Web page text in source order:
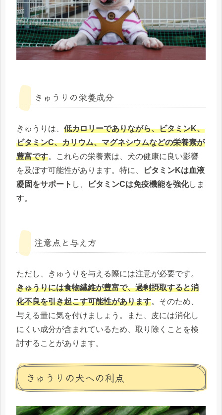
きゅうりの栄養成分
きゅうりは、 低カロリーでありながら、ビタミンK、
ビタミンC、カリウム、マグネシウムなどの栄養素が
豊富です。これらの栄養素は、犬の健康に良い影響
を及ぼす可能性があります。特に、
ビタミンKは血液
凝固をサポート し、 ビタミンCは免疫機能を強化しま
す。
注意点と与え方
ただし、きゅうりを与える際には注意が必要です。
きゅうりには食物繊維が豊富で、過剰摂取すると消
化不良を引き起こす可能性があります。そのため、
与える量に気を付けましょう。また、皮には消化し
にくい成分が含まれているため、取り除くことを検
討することがあります。
きゅうりの犬への利点